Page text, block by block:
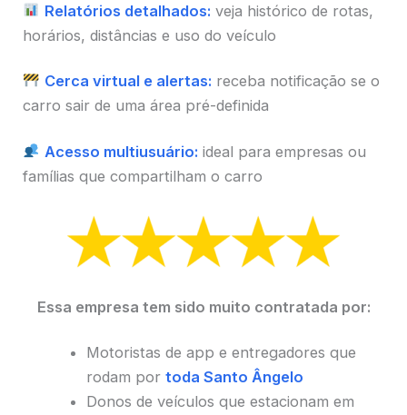
Relatórios detalhados: veja histórico de rotas,
horários, distâncias e uso do veículo
Cerca virtual e alertas: receba notificação se o
carro sair de uma área pré-definida
Acesso multiusuário: ideal para empresas ou
famílias que compartilham o carro
Essa empresa tem sido muito contratada por:
Motoristas de app e entregadores que
rodam por toda Santo Ângelo
Donos de veículos que estacionam em